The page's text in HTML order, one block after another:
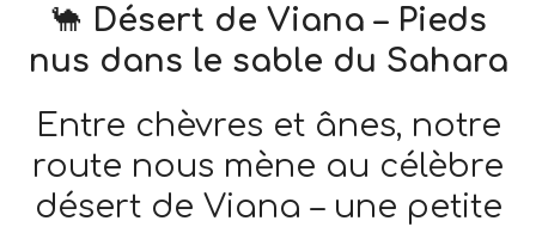
🐪 Désert de Viana – Pieds
nus dans le sable du Sahara
Entre chèvres et ânes, notre
route nous mène au célèbre
désert de Viana – une petite